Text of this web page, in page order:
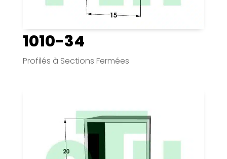
1010-34
Profilés à Sections Fermées